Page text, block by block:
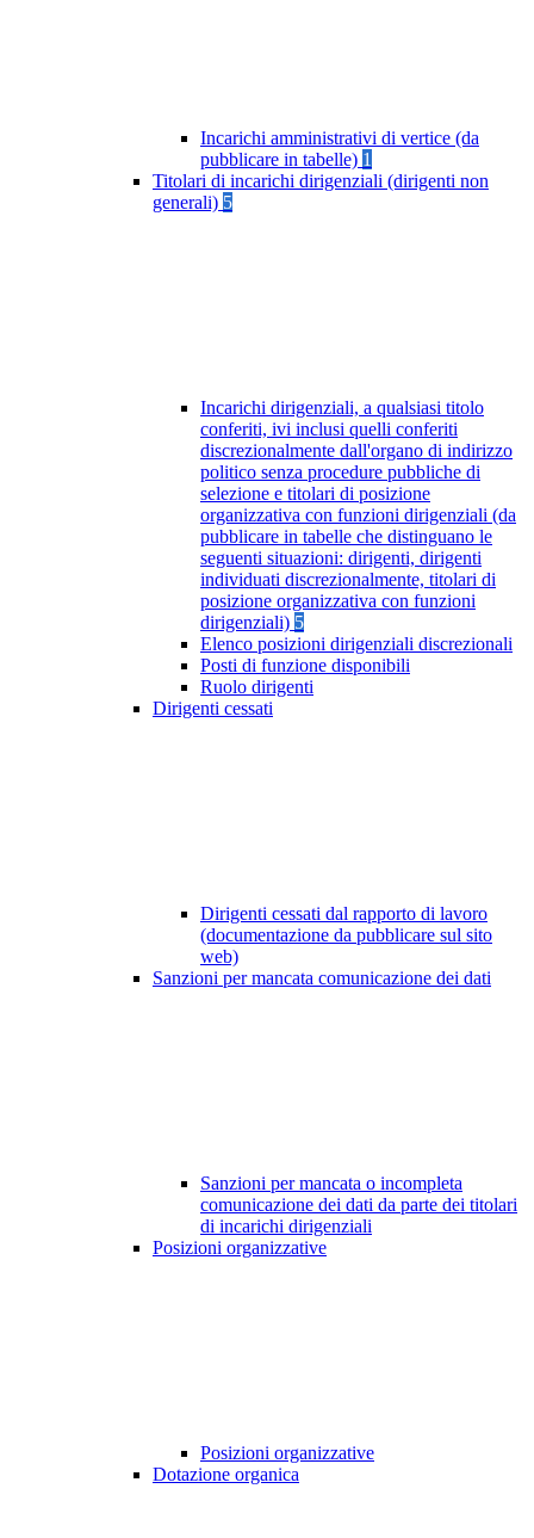
Incarichi amministrativi di vertice (da
pubblicare in tabelle) 1
Titolari di incarichi dirigenziali (dirigenti non
generali) 5
Incarichi dirigenziali, a qualsiasi titolo
conferiti, ivi inclusi quelli conferiti
discrezionalmente dall'organo di indirizzo
politico senza procedure pubbliche di
selezione e titolari di posizione
organizzativa con funzioni dirigenziali (da
pubblicare in tabelle che distinguano le
seguenti situazioni: dirigenti, dirigenti
individuati discrezionalmente, titolari di
posizione organizzativa con funzioni
dirigenziali) 5
Elenco posizioni dirigenziali discrezionali
Posti di funzione disponibili
Ruolo dirigenti
Dirigenti cessati
Dirigenti cessati dal rapporto di lavoro
(documentazione da pubblicare sul sito
web)
Sanzioni per mancata comunicazione dei dati
Sanzioni per mancata o incompleta
comunicazione dei dati da parte dei titolari
di incarichi dirigenziali
Posizioni organizzative
Posizioni organizzative
Dotazione organica